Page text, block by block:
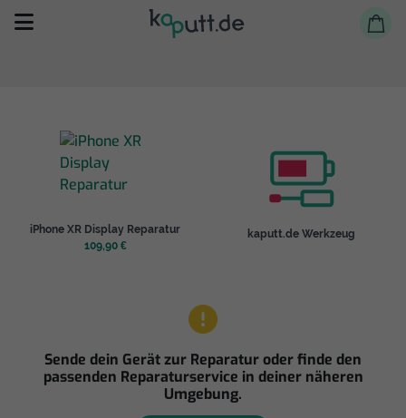
Selbst reparieren
Reparieren lassen
iPhone XR Display Reparatur
109,90 €
kaputt.de Werkzeug
Sende dein Gerät zur Reparatur oder finde den
passenden Reparaturservice in deiner näheren
Umgebung.